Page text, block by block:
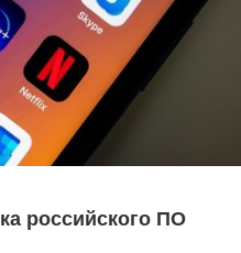
российского ПО